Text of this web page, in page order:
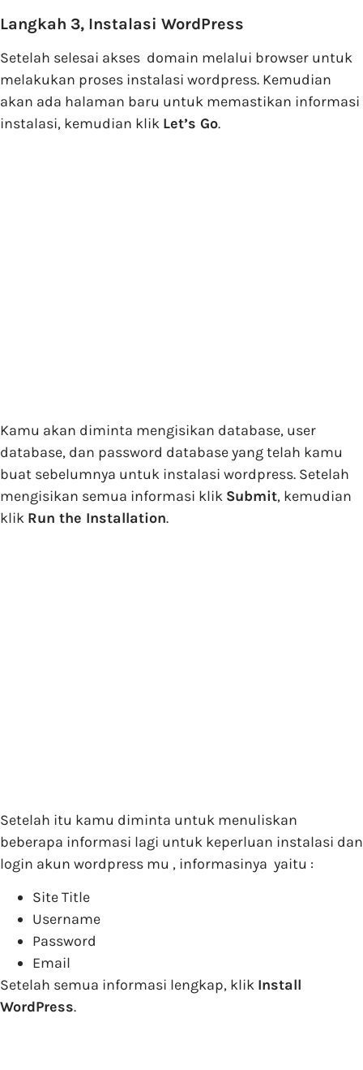
Langkah 3, Instalasi WordPress
Setelah selesai akses domain melalui browser untuk
melakukan proses instalasi wordpress. Kemudian
akan ada halaman baru untuk memastikan informasi
instalasi, kemudian klik Let’s Go.
Kamu akan diminta mengisikan database, user
database, dan password database yang telah kamu
buat sebelumnya untuk instalasi wordpress. Setelah
mengisikan semua informasi klik Submit, kemudian
klik Run the Installation.
Setelah itu kamu diminta untuk menuliskan
beberapa informasi lagi untuk keperluan instalasi dan
login akun wordpress mu , informasinya yaitu :
Site Title
Username
Password
Email
Setelah semua informasi lengkap, klik Install
WordPress.